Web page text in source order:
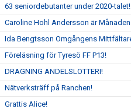
63 seniordebutanter under 2020-talet!
Caroline Hohl Andersson är
Ida Bengtsson Omgångens
Föreläsning för Tyresö FF P13!
DRAGNING ANDELSLOTTERI!
Nätverksträff på Ranchen!
Grattis Alice!